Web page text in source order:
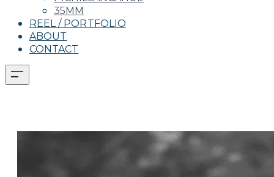
35MM
REEL / PORTFOLIO
ABOUT
CONTACT